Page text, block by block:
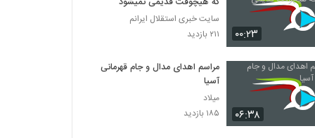
۰۰:۲۳
سایت خبری استقلال ایرانم
۲۱۱ بازدید
۰۶:۳۸
مراسم اهدای مدال و جام قهرمانی
آسیا
میلاد
۱۸۵ بازدید